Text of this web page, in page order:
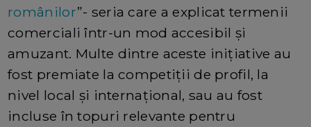
românilor”- seria care a explicat termenii
comerciali într-un mod accesibil și
amuzant. Multe dintre aceste inițiative au
fost premiate la competiții de profil, la
nivel local și internațional, sau au fost
incluse în topuri relevante pentru